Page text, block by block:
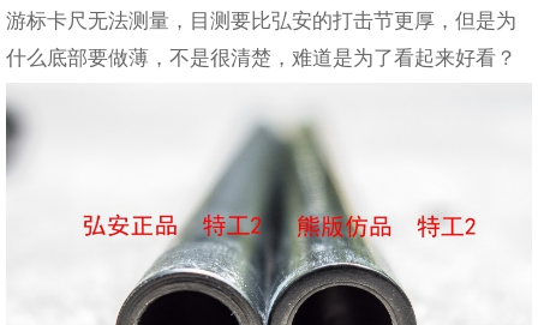
游标卡尺无法测量，目测要比弘安的打击节更厚，但是为
什么底部要做薄，不是很清楚，难道是为了看起来好看？